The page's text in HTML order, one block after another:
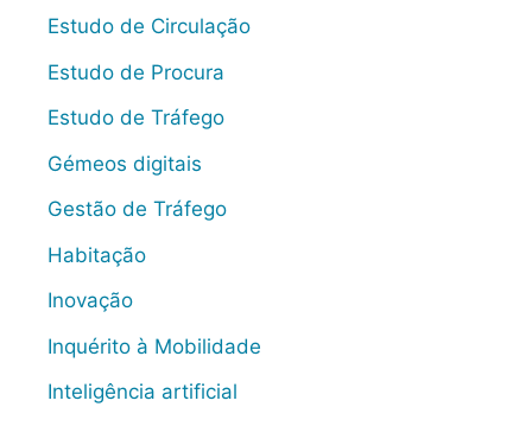
Estudo de Circulação
Estudo de Procura
Estudo de Tráfego
Gémeos digitais
Gestão de Tráfego
Habitação
Inovação
Inquérito à Mobilidade
Inteligência artificial